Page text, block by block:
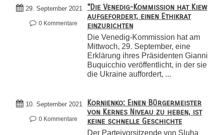
29. September 2021
0 Kommentare
"Die Venedig-Kommission hat Kiew
aufgefordert, einen Ethikrat
einzurichten
Die Venedig-Kommission hat am
Mittwoch, 29. September, eine
Erklärung ihres Präsidenten Gianni
Buquicchio veröffentlicht, in der sie
die Ukraine auffordert, ...
10. September 2021
0 Kommentare
Kornienko: Einen Bürgermeister
von Kernes Niveau zu heben, ist
keine schnelle Geschichte
Der Parteivorsitzende von Sluha